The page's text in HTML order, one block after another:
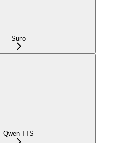
Suno
Qwen TTS